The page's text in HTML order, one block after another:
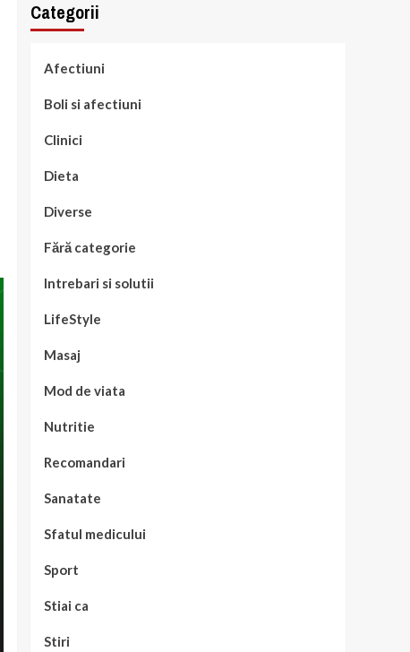
Categorii
Afectiuni
Boli si afectiuni
Clinici
Dieta
Diverse
Fără categorie
Intrebari si solutii
LifeStyle
Masaj
Mod de viata
Nutritie
Recomandari
Sanatate
Sfatul medicului
Sport
Stiai ca
Stiri